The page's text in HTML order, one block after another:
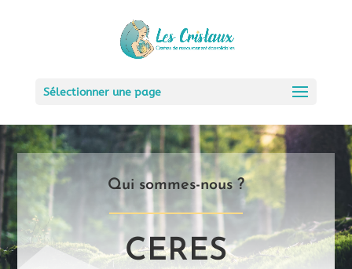
Sélectionner une page
Qui sommes-nous ?
CERES